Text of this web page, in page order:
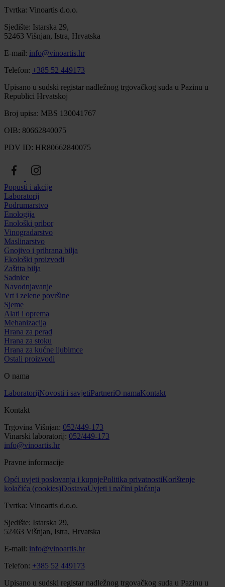
Tvrtka: Vinoartis d.o.o.
Sjedište: Istarska 29,
52463 Višnjan, Istra, Hrvatska
E-mail: info@vinoartis.hr
Telefon: +385 52 449173
Upisano u sudski registar nadležnog trgovačkog suda u Pazinu u
Republici Hrvatskoj
Broj upisa: MBS 130041767
OIB: 80662840075
PDV ID: HR80662840075
Popusti i akcije
Laboratorij
Podrumarstvo
Enologija
Enološki pribor
Vinogradarstvo
Maslinarstvo
Gnojivo i prihrana bilja
Ekološki proizvodi
Zaštita bilja
Sadnice
Navodnjavanje
Vrt i zelene površine
Sjeme
Alati i oprema
Mehanizacija
Hrana za perad
Hrana za stoku
Hrana za kućne ljubimce
Ostali proizvodi
O nama
LaboratorijNovosti i savjetiPartneriO namaKontakt
Kontakt
Trgovina Višnjan: 052/449-173
Vinarski laboratorij: 052/449-173
info@vinoartis.hr
Pravne informacije
Opći uvjeti poslovanja i kupnjePolitika privatnostiKorištenje
kolačića (cookies)DostavaUvjeti i načini plaćanja
Tvrtka: Vinoartis d.o.o.
Sjedište: Istarska 29,
52463 Višnjan, Istra, Hrvatska
E-mail: info@vinoartis.hr
Telefon: +385 52 449173
Upisano u sudski registar nadležnog trgovačkog suda u Pazinu u